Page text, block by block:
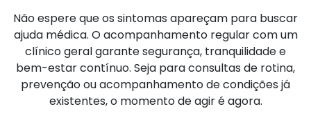
Não espere que os sintomas apareçam para buscar
ajuda médica. O acompanhamento regular com um
clínico geral garante segurança, tranquilidade e
bem-estar contínuo. Seja para consultas de rotina,
prevenção ou acompanhamento de condições já
existentes, o momento de agir é agora.